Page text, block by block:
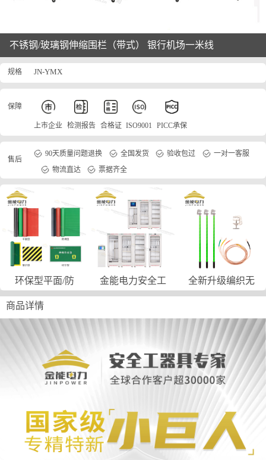
不锈钢/玻璃钢伸缩围栏（带式） 银行机场一米线
规格 JN-YMX
保障
上市企业 检测报告 合格证 ISO9001 PICC承保
售后
90天质量问题退换 全国发货 验收包过
一对一客服
物流直达
票据齐全
环保型平面/防 金能电力安全工 全新升级编织无
商品详情